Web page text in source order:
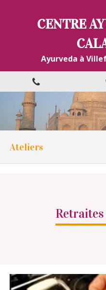
CENTRE
Ayurveda à
Ateliers